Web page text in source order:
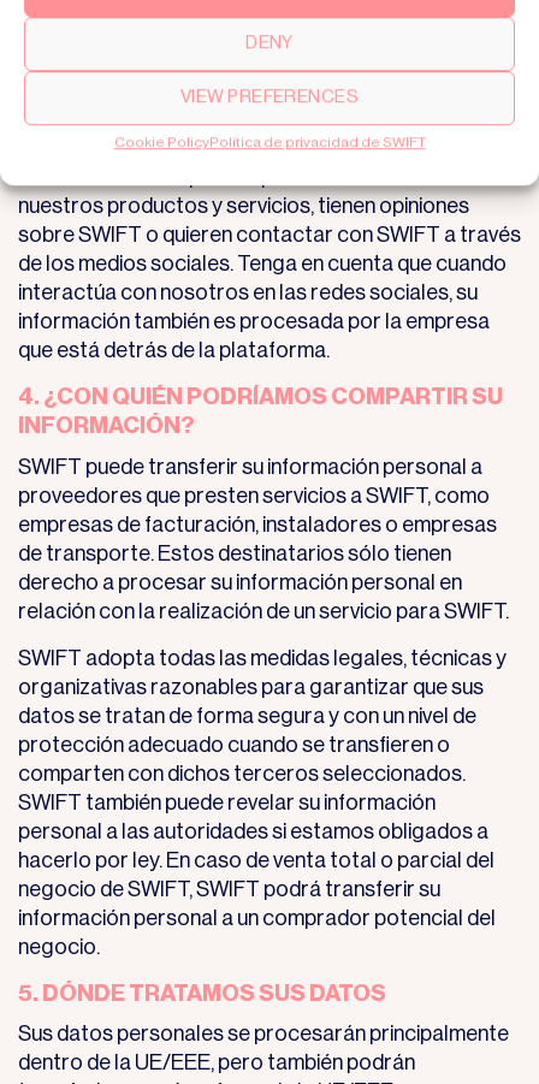
DENY
VIEW PREFERENCES
Cookie PolicyPolítica de privacidad de SWIFT
procesamos la información personal que usted
comparte con nosotros. SWIFT permite que esta
información se publique en las cuentas de SWIFT, y
procesa esta información personal, basándose en un
equilibrio de intereses, donde el interés de SWIFT es
nuestros productos y servicios, tienen opiniones
sobre SWIFT o quieren contactar con SWIFT a través
de los medios sociales. Tenga en cuenta que cuando
interactúa con nosotros en las redes sociales, su
información también es procesada por la empresa
que está detrás de la plataforma.
4. ¿CON QUIÉN PODRÍAMOS COMPARTIR SU
INFORMACIÓN?
SWIFT puede transferir su información personal a
proveedores que presten servicios a SWIFT, como
empresas de facturación, instaladores o empresas
de transporte. Estos destinatarios sólo tienen
derecho a procesar su información personal en
relación con la realización de un servicio para SWIFT.
SWIFT adopta todas las medidas legales, técnicas y
organizativas razonables para garantizar que sus
datos se tratan de forma segura y con un nivel de
protección adecuado cuando se transfieren o
comparten con dichos terceros seleccionados.
SWIFT también puede revelar su información
personal a las autoridades si estamos obligados a
hacerlo por ley. En caso de venta total o parcial del
negocio de SWIFT, SWIFT podrá transferir su
información personal a un comprador potencial del
negocio.
5. DÓNDE TRATAMOS SUS DATOS
Sus datos personales se procesarán principalmente
dentro de la UE/EEE, pero también podrán